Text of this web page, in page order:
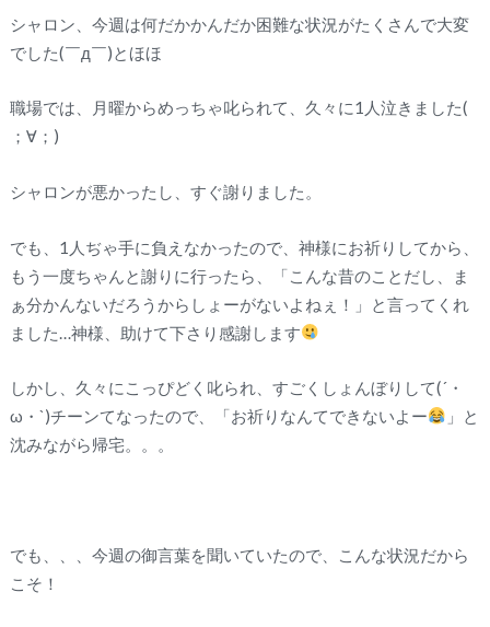
シャロン、今週は何だかかんだか困難な状況がたくさんで大変
でした(￣д￣)とほほ
職場では、月曜からめっちゃ叱られて、久々に1人泣きました(
；∀；)
シャロンが悪かったし、すぐ謝りました。
でも、1人ぢゃ手に負えなかったので、神様にお祈りしてから、
もう一度ちゃんと謝りに行ったら、「こんな昔のことだし、ま
ぁ分かんないだろうからしょーがないよねぇ！」と言ってくれ
ました…神様、助けて下さり感謝します
しかし、久々にこっぴどく叱られ、すごくしょんぼりして(´・
ω・`)チーンてなったので、「お祈りなんてできないよー
」と
沈みながら帰宅。。。
でも、、、今週の御言葉を聞いていたので、こんな状況だから
こそ！